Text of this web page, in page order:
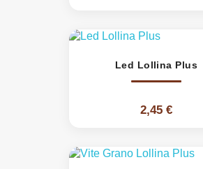
Led Lollina Plus
2,45 €